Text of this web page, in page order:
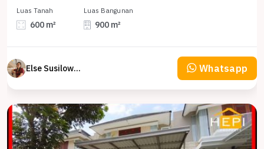
Luas Tanah
600 m²
Luas Bangunan
900 m²
Else Susilowaty Whatsapp